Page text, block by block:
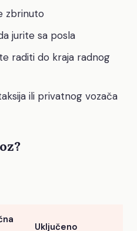
zbrinuto
jurite sa posla
raditi do kraja radnog
ili privatnog vozača
Uključeno